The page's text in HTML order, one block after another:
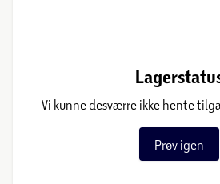
Vi kunne desværre ikke hente
Prøv igen